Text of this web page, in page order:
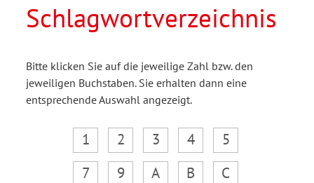
Schlagwortverzeichnis
Bitte klicken Sie auf die jeweilige Zahl bzw. den
jeweiligen Buchstaben. Sie erhalten dann eine
entsprechende Auswahl angezeigt.
1 2 3 4
5
7
9 A B
C